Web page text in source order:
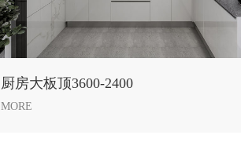
厨房大板顶3600-2400
MORE